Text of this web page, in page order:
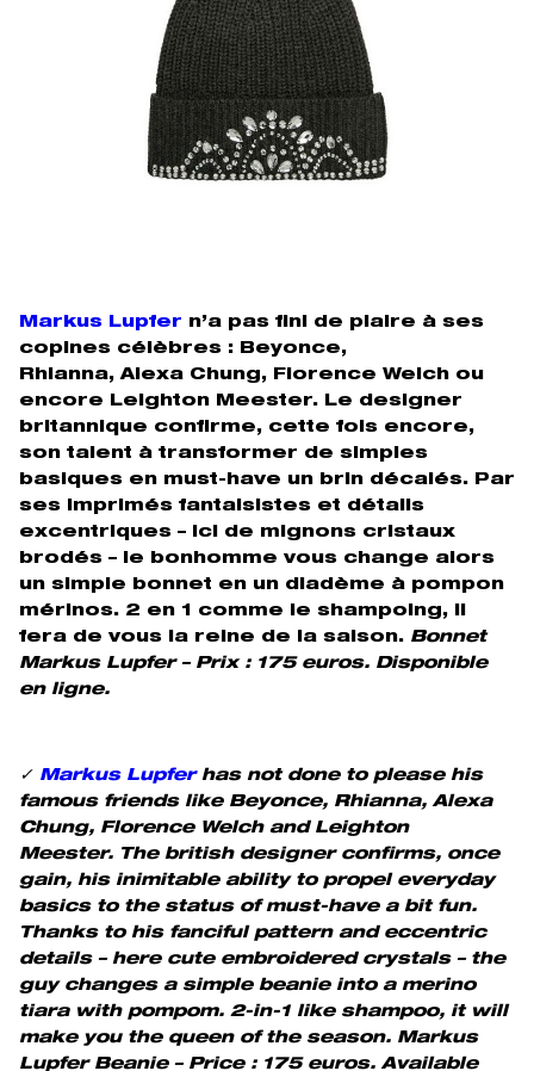
Markus Lupfer n’a pas fini de plaire à ses
copines célèbres : Beyonce,
Rhianna, Alexa Chung, Florence Welch ou
encore Leighton Meester. Le designer
britannique confirme, cette fois encore,
son talent à transformer de simples
basiques en must-have un brin décalés. Par
ses imprimés fantaisistes et détails
excentriques – ici de mignons cristaux
brodés – le bonhomme vous change alors
un simple bonnet en un diadème à pompon
mérinos. 2 en 1 comme le shampoing, il
fera de vous la reine de la saison. Bonnet
Markus Lupfer – Prix : 175 euros. Disponible
en ligne.
✓ Markus Lupfer has not done to please his
famous friends like Beyonce, Rhianna, Alexa
Chung, Florence Welch and Leighton
Meester. The british designer confirms, once
gain, his inimitable ability to propel everyday
basics to the status of must-have a bit fun.
Thanks to his fanciful pattern and eccentric
details – here cute embroidered crystals – the
guy changes a simple beanie into a merino
tiara with pompom. 2-in-1 like shampoo, it will
make you the queen of the season. Markus
Lupfer Beanie – Price : 175 euros. Available